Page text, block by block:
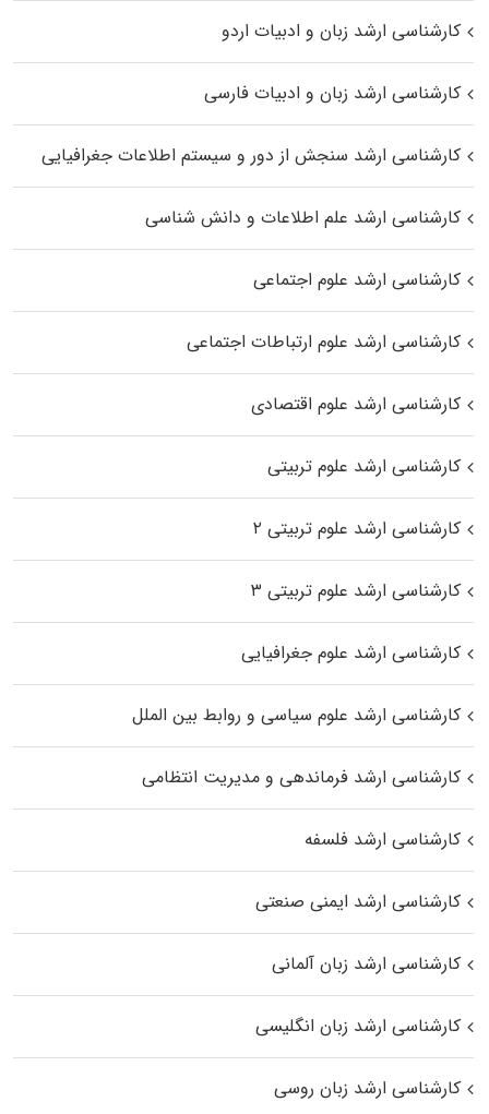
کارشناسی ارشد زبان و ادبیات اردو
کارشناسی ارشد زبان و ادبیات فارسی
کارشناسی ارشد سنجش از دور و سیستم اطلاعات جغرافیایی
کارشناسی ارشد علم اطلاعات و دانش شناسی
کارشناسی ارشد علوم اجتماعی
کارشناسی ارشد علوم ارتباطات اجتماعی
کارشناسی ارشد علوم اقتصادی
کارشناسی ارشد علوم تربیتی
کارشناسی ارشد علوم تربیتی ۲
کارشناسی ارشد علوم تربیتی ۳
کارشناسی ارشد علوم جغرافیایی
کارشناسی ارشد علوم سیاسی و روابط بین الملل
کارشناسی ارشد فرماندهی و مدیریت انتظامی
کارشناسی ارشد فلسفه
کارشناسی ارشد ایمنی صنعتی
کارشناسی ارشد زبان آلمانی
کارشناسی ارشد زبان انگلیسی
کارشناسی ارشد زبان روسی